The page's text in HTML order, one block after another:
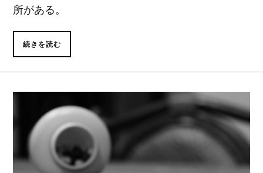
所がある。
続きを読む